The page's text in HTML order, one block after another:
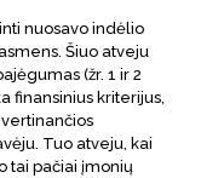
nuosavo indėlio
Šiuo atveju
(žr. 1 ir 2
finansinius kriterijus,
Tuo atveju, kai
tai pačiai įmonių